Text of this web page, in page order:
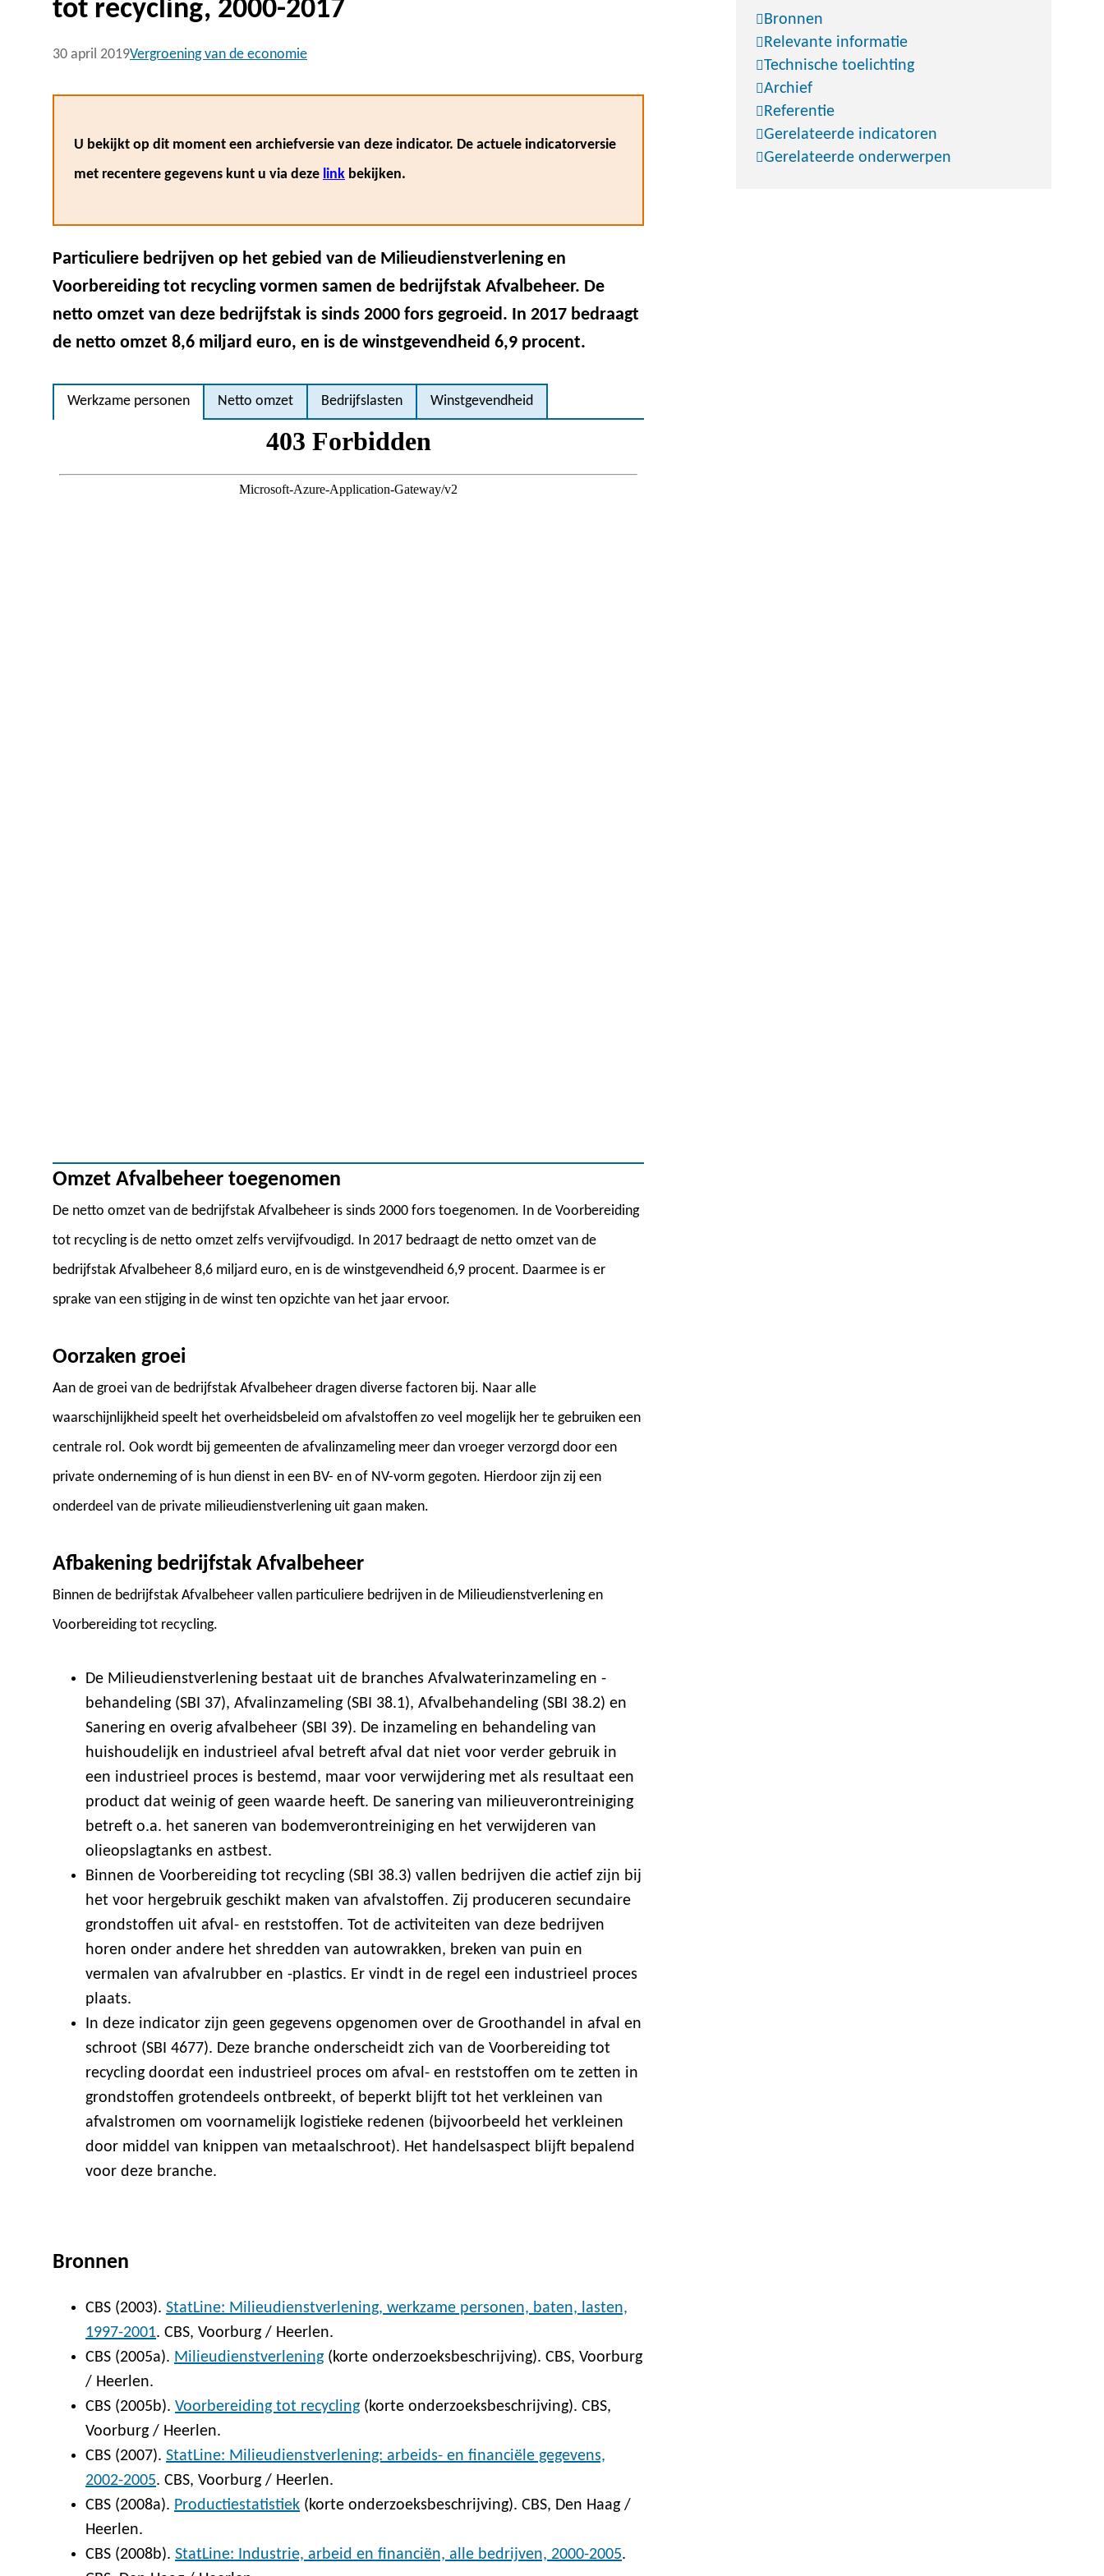
tot recycling, 2000-2017
30 april 2019Vergroening van de economie
Bronnen
Relevante informatie
Technische toelichting
Archief
Referentie
Gerelateerde indicatoren
Gerelateerde onderwerpen
U bekijkt op dit moment een archiefversie van deze indicator. De actuele indicatorversie
met recentere gegevens kunt u via deze link bekijken.
Particuliere bedrijven op het gebied van de Milieudienstverlening en
Voorbereiding tot recycling vormen samen de bedrijfstak Afvalbeheer. De
netto omzet van deze bedrijfstak is sinds 2000 fors gegroeid. In 2017 bedraagt
de netto omzet 8,6 miljard euro, en is de winstgevendheid 6,9 procent.
Werkzame personen Netto omzet Bedrijfslasten Winstgevendheid
Omzet Afvalbeheer toegenomen
De netto omzet van de bedrijfstak Afvalbeheer is sinds 2000 fors toegenomen. In de Voorbereiding
tot recycling is de netto omzet zelfs vervijfvoudigd. In 2017 bedraagt de netto omzet van de
bedrijfstak Afvalbeheer 8,6 miljard euro, en is de winstgevendheid 6,9 procent. Daarmee is er
sprake van een stijging in de winst ten opzichte van het jaar ervoor.
Oorzaken groei
Aan de groei van de bedrijfstak Afvalbeheer dragen diverse factoren bij. Naar alle
waarschijnlijkheid speelt het overheidsbeleid om afvalstoffen zo veel mogelijk her te gebruiken een
centrale rol. Ook wordt bij gemeenten de afvalinzameling meer dan vroeger verzorgd door een
private onderneming of is hun dienst in een BV- en of NV-vorm gegoten. Hierdoor zijn zij een
onderdeel van de private milieudienstverlening uit gaan maken.
Afbakening bedrijfstak Afvalbeheer
Binnen de bedrijfstak Afvalbeheer vallen particuliere bedrijven in de Milieudienstverlening en
Voorbereiding tot recycling.
De Milieudienstverlening bestaat uit de branches Afvalwaterinzameling en -
behandeling (SBI 37), Afvalinzameling (SBI 38.1), Afvalbehandeling (SBI 38.2) en
Sanering en overig afvalbeheer (SBI 39). De inzameling en behandeling van
huishoudelijk en industrieel afval betreft afval dat niet voor verder gebruik in
een industrieel proces is bestemd, maar voor verwijdering met als resultaat een
product dat weinig of geen waarde heeft. De sanering van milieuverontreiniging
betreft o.a. het saneren van bodemverontreiniging en het verwijderen van
olieopslagtanks en astbest.
Binnen de Voorbereiding tot recycling (SBI 38.3) vallen bedrijven die actief zijn bij
het voor hergebruik geschikt maken van afvalstoffen. Zij produceren secundaire
grondstoffen uit afval- en reststoffen. Tot de activiteiten van deze bedrijven
horen onder andere het shredden van autowrakken, breken van puin en
vermalen van afvalrubber en -plastics. Er vindt in de regel een industrieel proces
plaats.
In deze indicator zijn geen gegevens opgenomen over de Groothandel in afval en
schroot (SBI 4677). Deze branche onderscheidt zich van de Voorbereiding tot
recycling doordat een industrieel proces om afval- en reststoffen om te zetten in
grondstoffen grotendeels ontbreekt, of beperkt blijft tot het verkleinen van
afvalstromen om voornamelijk logistieke redenen (bijvoorbeeld het verkleinen
door middel van knippen van metaalschroot). Het handelsaspect blijft bepalend
voor deze branche.
Bronnen
CBS (2003). StatLine: Milieudienstverlening, werkzame personen, baten, lasten,
1997-2001. CBS, Voorburg / Heerlen.
CBS (2005a). Milieudienstverlening (korte onderzoeksbeschrijving). CBS, Voorburg
/ Heerlen.
CBS (2005b). Voorbereiding tot recycling (korte onderzoeksbeschrijving). CBS,
Voorburg / Heerlen.
CBS (2007). StatLine: Milieudienstverlening: arbeids- en financiële gegevens,
2002-2005. CBS, Voorburg / Heerlen.
CBS (2008a). Productiestatistiek (korte onderzoeksbeschrijving). CBS, Den Haag /
Heerlen.
CBS (2008b). StatLine: Industrie, arbeid en financiën, alle bedrijven, 2000-2005.